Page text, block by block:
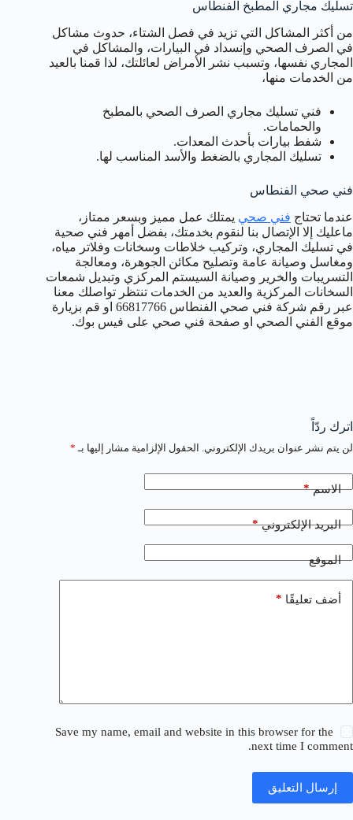
تسليك مجاري المطبخ الفنطاس
من أكثر المشاكل التي تزيد في فصل الشتاء، حدوث مشاكل
في الصرف الصحي وإنسداد في البيارات، والمشاكل في
المجاري نفسها، وتسبب نشر الأمراض لعائلتك، لذا قمنا بالعيد
من الخدمات منها،
فني تسليك مجاري الصرف الصحي بالمطبخ
والحمامات.
شفط بيارات بأحدث المعدات.
تسليك المجاري بالضغط والأسد المناسب لها.
فني صحي الفنطاس
عندما تحتاج فني صحي يمتلك عمل مميز وبسعر ممتاز،
ماعليك إلا الإتصال بنا لنقوم بخدمتك، بفضل أمهر فني صحية
في تسليك المجاري، وتركيب خلاطات وسخانات وفلاتر مياه،
ومغاسل وصيانة عامة وتصليح مكائن الجوهرة، ومعالجة
التسريبات والخرير وصيانة السيستم المركزي وتبديل شمعات
السخانات المركزية والعديد من الخدمات تنتظر تواصلك معنا
عبر رقم شركة فني صحي الفنطاس 66817766 او قم بزيارة
موقع الفني الصحي او صفحة فني صحي على فيس بوك.
اترك ردّاً
لن يتم نشر عنوان بريدك الإلكتروني. الحقول الإلزامية مشار إليها بـ *
الاسم*
البريد الإلكتروني*
الموقع
أضف تعليقًا *
Save my name, email and website in this browser for the
next time I comment.
إرسال التعليق